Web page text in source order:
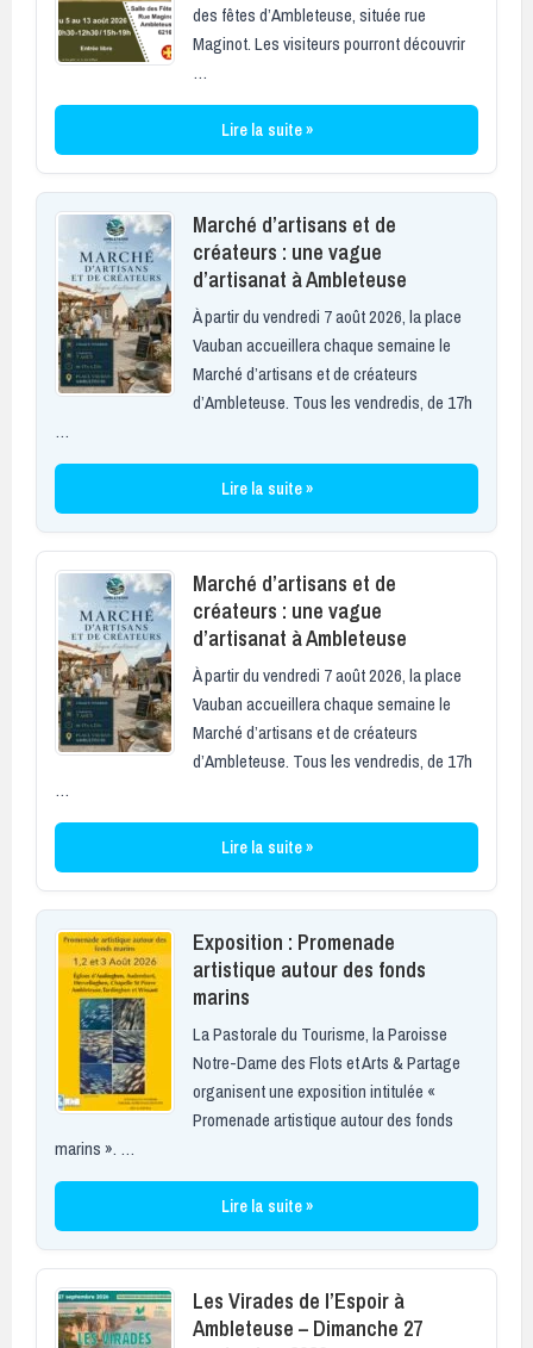
des fêtes d’Ambleteuse, située rue
Maginot. Les visiteurs pourront découvrir
…
Lire la suite »
Marché d’artisans et de
créateurs : une vague
d’artisanat à Ambleteuse
À partir du vendredi 7 août 2026, la place
Vauban accueillera chaque semaine le
Marché d’artisans et de créateurs
d’Ambleteuse. Tous les vendredis, de 17h
…
Lire la suite »
Marché d’artisans et de
créateurs : une vague
d’artisanat à Ambleteuse
À partir du vendredi 7 août 2026, la place
Vauban accueillera chaque semaine le
Marché d’artisans et de créateurs
d’Ambleteuse. Tous les vendredis, de 17h
…
Lire la suite »
Exposition : Promenade
artistique autour des fonds
marins
La Pastorale du Tourisme, la Paroisse
Notre-Dame des Flots et Arts & Partage
organisent une exposition intitulée «
Promenade artistique autour des fonds
marins ». …
Lire la suite »
Les Virades de l’Espoir à
Ambleteuse – Dimanche 27